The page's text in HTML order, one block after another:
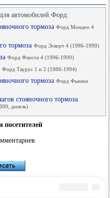
автомобилей Форд:
тормоза Форд Мондео 4
тормоза Форд Эскорт 4 (1986-1990)
Форд Фиеста 4 (1996-1999)
Форд Таурус 1 и 2 (1986-1994)
тормоза Форд Фьюжн
стояночного тормоза
дизель)
посетителей